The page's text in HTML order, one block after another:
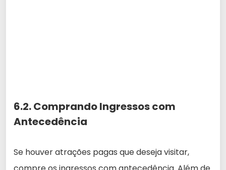
6.2. Comprando Ingressos com
Antecedência
Se houver atrações pagas que deseja visitar,